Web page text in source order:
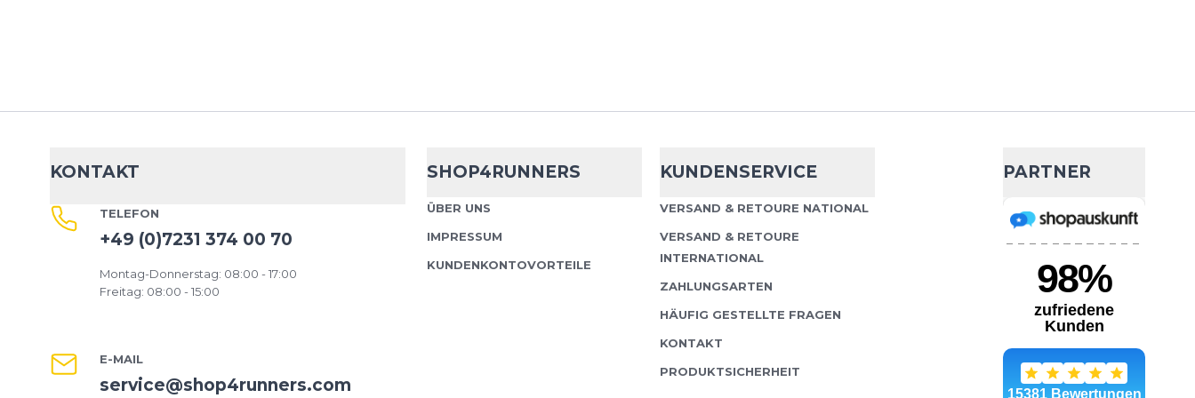
PumaEvospeed Sprint Nitro 2
204,95 € 249,95 €
Der PUMA evoSPEED Sprint NITRO 2 ist ein
Hochleistungsschuh, der speziell für
Sprintdistanzen zwischen 60 und 200 Metern
entwickelt wurde. Er richtet...
KONTAKT
TELEFON
+49 (0)7231 374 00 70
Montag-Donnerstag: 08:00 - 17:00
Freitag: 08:00 - 15:00
E-MAIL
service@shop4runners.com
SHOP4RUNNERS
ÜBER UNS
IMPRESSUM
KUNDENKONTOVORTEILE
KUNDENSERVICE
VERSAND & RETOURE NATIONAL
VERSAND & RETOURE
INTERNATIONAL
ZAHLUNGSARTEN
HÄUFIG GESTELLTE FRAGEN
KONTAKT
PRODUKTSICHERHEIT
PARTNER